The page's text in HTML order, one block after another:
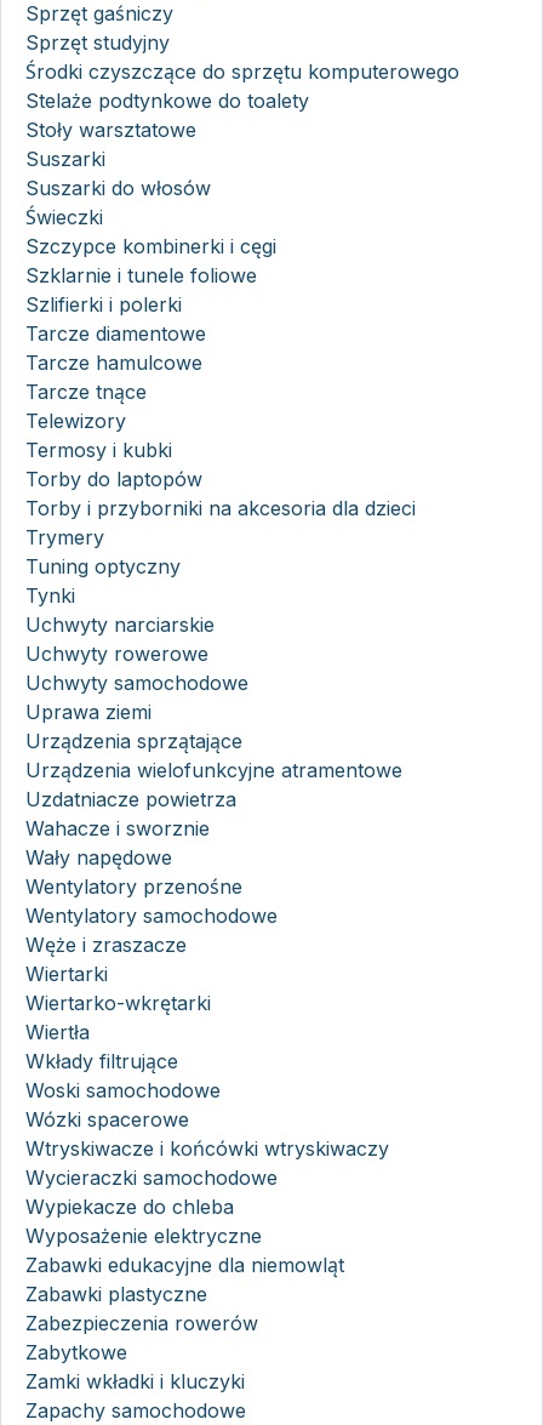
Sprzęt gaśniczy
Sprzęt studyjny
Środki czyszczące do sprzętu komputerowego
Stelaże podtynkowe do toalety
Stoły warsztatowe
Suszarki
Suszarki do włosów
Świeczki
Szczypce kombinerki i cęgi
Szklarnie i tunele foliowe
Szlifierki i polerki
Tarcze diamentowe
Tarcze hamulcowe
Tarcze tnące
Telewizory
Termosy i kubki
Torby do laptopów
Torby i przyborniki na akcesoria dla dzieci
Trymery
Tuning optyczny
Tynki
Uchwyty narciarskie
Uchwyty rowerowe
Uchwyty samochodowe
Uprawa ziemi
Urządzenia sprzątające
Urządzenia wielofunkcyjne atramentowe
Uzdatniacze powietrza
Wahacze i sworznie
Wały napędowe
Wentylatory przenośne
Wentylatory samochodowe
Węże i zraszacze
Wiertarki
Wiertarko-wkrętarki
Wiertła
Wkłady filtrujące
Woski samochodowe
Wózki spacerowe
Wtryskiwacze i końcówki wtryskiwaczy
Wycieraczki samochodowe
Wypiekacze do chleba
Wyposażenie elektryczne
Zabawki edukacyjne dla niemowląt
Zabawki plastyczne
Zabezpieczenia rowerów
Zabytkowe
Zamki wkładki i kluczyki
Zapachy samochodowe